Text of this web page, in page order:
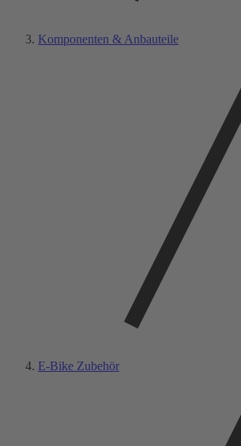
Komponenten & Anbauteile
E-Bike Zubehör